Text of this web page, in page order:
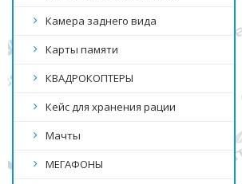
Камера заднего вида
Карты памяти
КВАДРОКОПТЕРЫ
Кейс для хранения рации
Мачты
МЕГАФОНЫ